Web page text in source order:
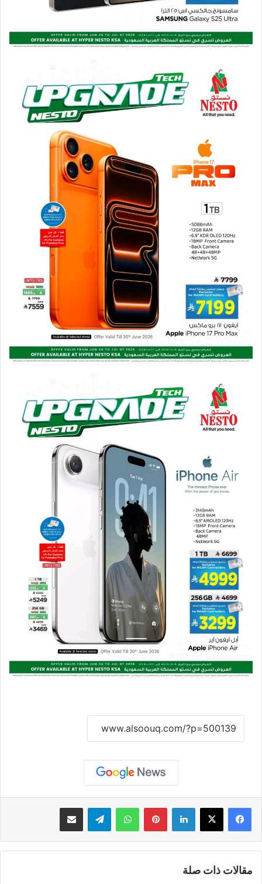
لينكدإن بينتيريستواتساب تيلقرام مشاركة عبر البريد
مقالات ذات صلة